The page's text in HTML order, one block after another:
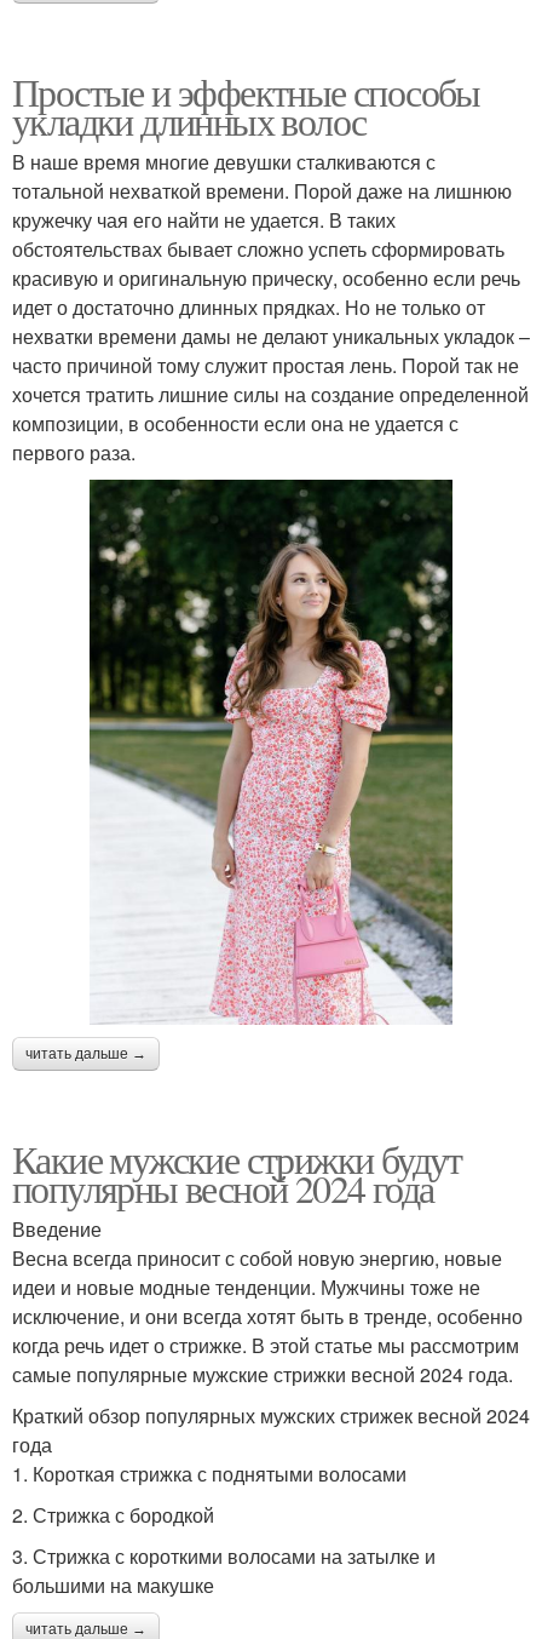
Простые и эффектные способы
укладки длинных волос
В наше время многие девушки сталкиваются с
тотальной нехваткой времени. Порой даже на лишнюю
кружечку чая его найти не удается. В таких
обстоятельствах бывает сложно успеть сформировать
красивую и оригинальную прическу, особенно если речь
идет о достаточно длинных прядках. Но не только от
нехватки времени дамы не делают уникальных укладок –
часто причиной тому служит простая лень. Порой так не
хочется тратить лишние силы на создание определенной
композиции, в особенности если она не удается с
первого раза.
читать дальше →
Какие мужские стрижки будут
популярны весной 2024 года
Введение
Весна всегда приносит с собой новую энергию, новые
идеи и новые модные тенденции. Мужчины тоже не
исключение, и они всегда хотят быть в тренде, особенно
когда речь идет о стрижке. В этой статье мы рассмотрим
самые популярные мужские стрижки весной 2024 года.
Краткий обзор популярных мужских стрижек весной 2024
года
1. Короткая стрижка с поднятыми волосами
2. Стрижка с бородкой
3. Стрижка с короткими волосами на затылке и
большими на макушке
читать дальше →